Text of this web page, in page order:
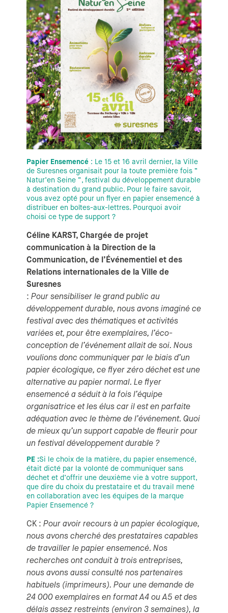
Papier Ensemencé : Le 15 et 16 avril dernier, la Ville
de Suresnes organisait pour la toute première fois “
Natur’en Seine ”, festival du développement durable
à destination du grand public. Pour le faire savoir,
vous avez opté pour un flyer en papier ensemencé à
distribuer en boîtes-aux-lettres. Pourquoi avoir
choisi ce type de support ?
Céline KARST, Chargée de projet
communication à la Direction de la
Communication, de l’Événementiel et des
Relations internationales de la Ville de
Suresnes
:Pour sensibiliser le grand public au
développement durable, nous avons imaginé ce
festival avec des thématiques et activités
variées et, pour être exemplaires, l’éco-
conception de l’événement allait de soi. Nous
voulions donc communiquer par le biais d’un
papier écologique, ce flyer zéro déchet est une
alternative au papier normal. Le flyer
ensemencé a séduit à la fois l’équipe
organisatrice et les élus car il est en parfaite
adéquation avec le thème de l’événement. Quoi
de mieux qu’un support capable de fleurir pour
un festival développement durable ?
PE :Si le choix de la matière, du papier ensemencé,
était dicté par la volonté de communiquer sans
déchet et d’offrir une deuxième vie à votre support,
que dire du choix du prestataire et du travail mené
en collaboration avec les équipes de la marque
Papier Ensemencé ?
CK :Pour avoir recours à un papier écologique,
nous avons cherché des prestataires capables
de travailler le papier ensemencé. Nos
recherches ont conduit à trois entreprises,
nous avons aussi consulté nos partenaires
habituels (imprimeurs). Pour une demande de
24 000 exemplaires en format A4 ou A5 et des
délais assez restreints (environ 3 semaines), la